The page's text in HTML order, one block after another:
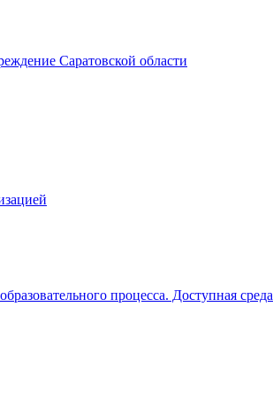
Саратовской области
процесса. Доступная среда